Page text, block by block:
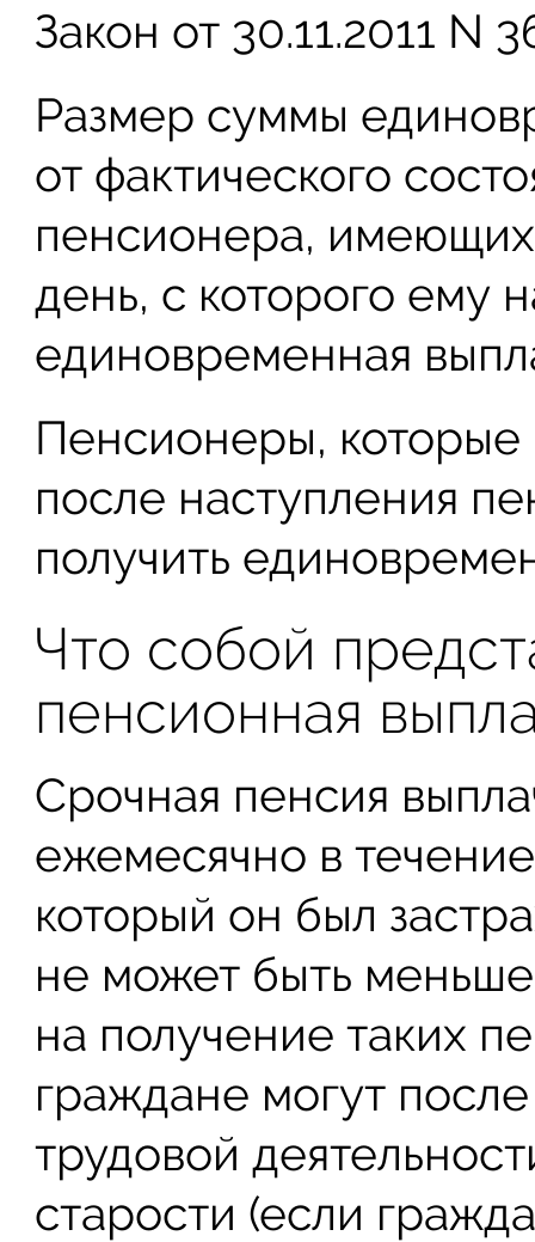
Закон от 30.11.2011 N
Размер суммы
от фактического
пенсионера,
день, с которого ему
единовременная
Пенсионеры,
после наступления
получить
Что собой
пенсионная
Срочная пенсия
ежемесячно в
который он был
не может быть меньше
на получение таких
граждане могут
трудовой
старости (если